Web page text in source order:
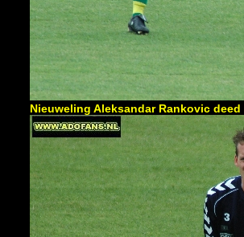
Nieuweling Aleksandar Rankovic